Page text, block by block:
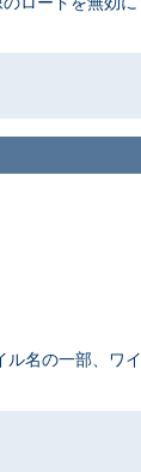
名の一部、ワ